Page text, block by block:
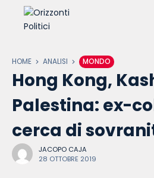
HOME ANALISI MONDO
Hong Kong,
Palestina: ex-
cerca di
JACOPO CAJA
28 OTTOBRE 2019